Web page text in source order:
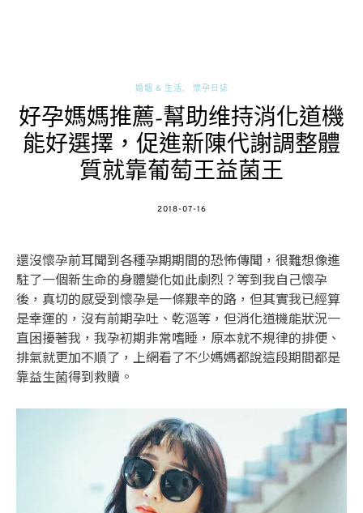
婚姻 & 生活 懷孕日誌
好孕媽媽推薦-幫助维持消化道機
能好選擇，促進新陳代謝調整體
質就靠葡萄王益菌王
POSTED
2018-07-16
還沒懷孕前耳聞到各種孕期期間的恐怖傳聞，很難想像進
駐了一個新生命的身體變化如此劇烈？等到我自己懷孕
後，真切的感受到懷孕是一條艱辛的路，但其實我已經算
是幸運的，沒有前期孕吐、乾漚等，但消化道機能狀況一
直困擾著我，我孕初期非常嗜睡，原本就不規律的排便、
排氣就更加不順了，上網看了不少媽媽都說這段期間都是
靠益生菌得到救贖。